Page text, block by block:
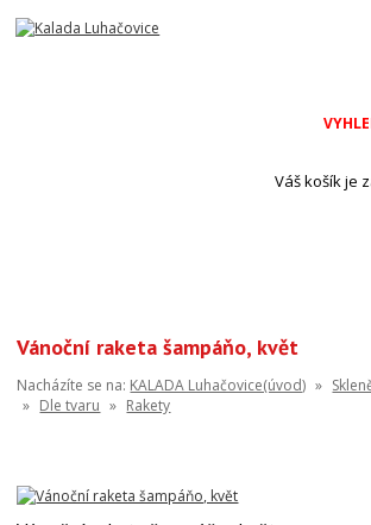
Váš košík je
Vánoční raketa šampáňo, květ
Nacházíte se na: KALADA Luhačovice(úvod) »
» Dle tvaru » Rakety